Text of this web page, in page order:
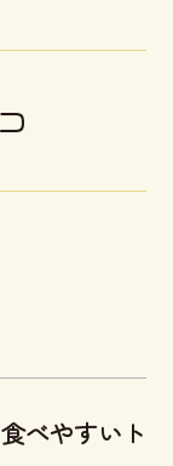
べやすいト